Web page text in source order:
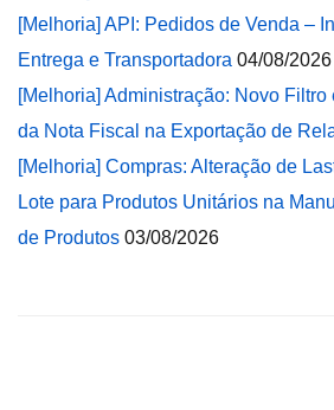
[Melhoria] API: Pedidos de Venda –
Entrega e Transportadora 04/08/2026
[Melhoria] Administração: Novo
da Nota Fiscal na Exportação de
[Melhoria] Compras: Alteração de
Lote para Produtos Unitários na
de Produtos 03/08/2026